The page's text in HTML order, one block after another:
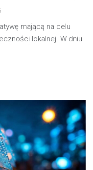
mającą na celu
lokalnej. W dniu